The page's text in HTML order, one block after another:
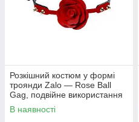
Розкішний костюм у формі
троянди Zalo — Rose Ball
Gag, подвійне використання
В наявності